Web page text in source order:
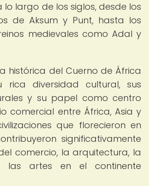
lo largo de los siglos, desde los
de Aksum y Punt, hasta los
medievales como Adal y
histórica del Cuerno de África
rica diversidad cultural, sus
y su papel como centro
comercial entre África, Asia y
que florecieron en
significativamente
comercio, la arquitectura, la
las artes en el continente